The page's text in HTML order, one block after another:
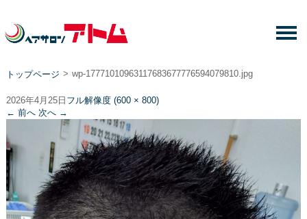
トップページ > wp-17771010963117683677776594079810.jpg
2026年4月25日 フル解像度 (600 × 800)
← 前へ 次へ →